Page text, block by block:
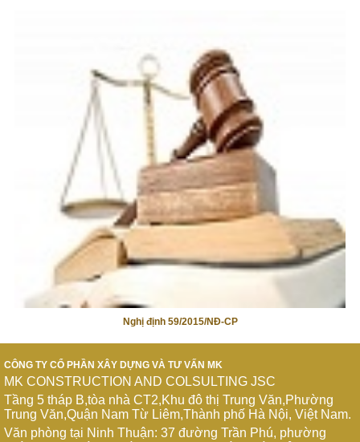
Nghị định 59/2015/NĐ-CP
CÔNG TY CỔ PHẦN XÂY DỰNG VÀ TƯ VẤN MK
MK CONSTRUCTION AND COLSULTING JSC
Tầng 5 tháp B,tòa nhà CT2,Khu đô thị Trung Văn,Phường
Trung Văn,Quận Nam Từ Liêm,Thành phố Hà Nội, Việt Nam.
Văn phòng tại Ninh Thuận: 37 đường Trần Phú, phường